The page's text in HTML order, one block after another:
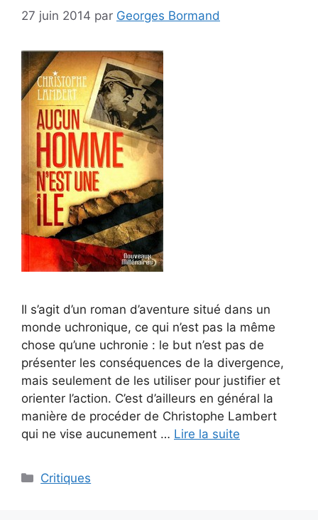
27 juin 2014 par Georges Bormand
Il s’agit d’un roman d’aventure situé dans un
monde uchronique, ce qui n’est pas la même
chose qu’une uchronie : le but n’est pas de
présenter les conséquences de la divergence,
mais seulement de les utiliser pour justifier et
orienter l’action. C’est d’ailleurs en général la
manière de procéder de Christophe Lambert
qui ne vise aucunement … Lire la suite
Critiques